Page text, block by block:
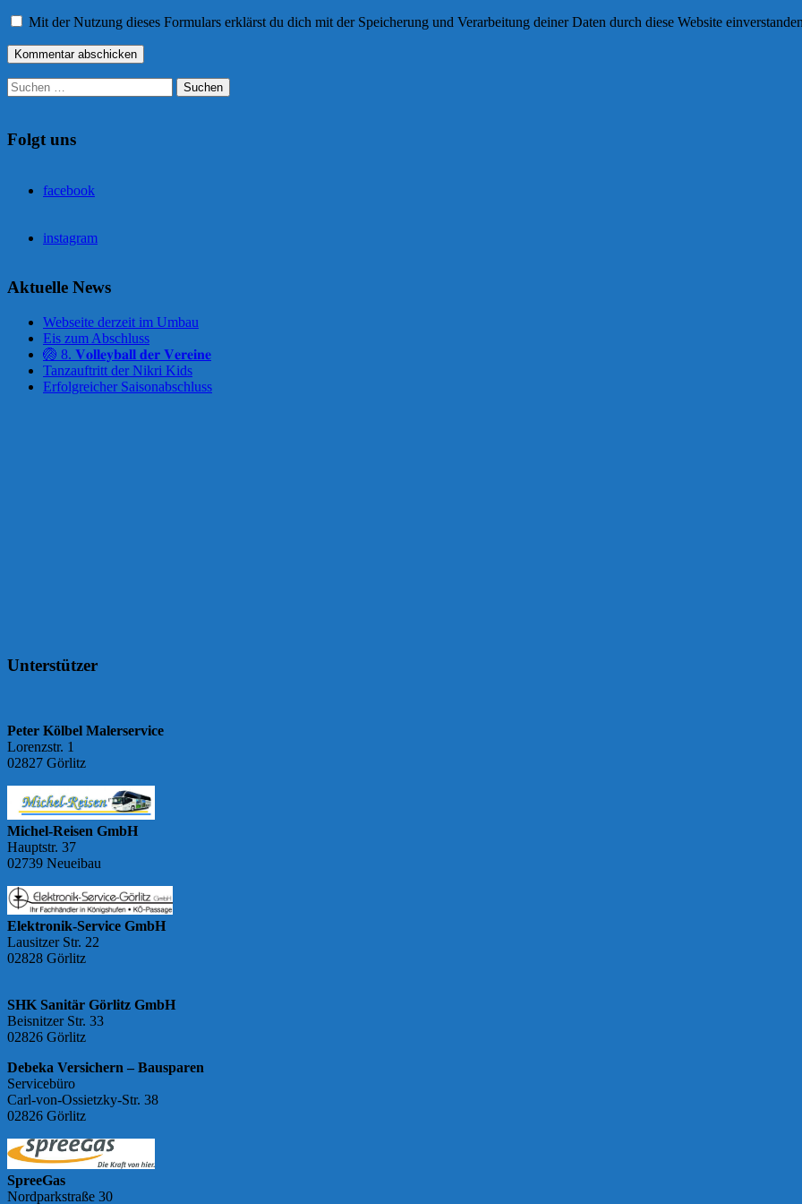
Mit der Nutzung dieses Formulars erklärst du dich mit der Speicherung und Verarbeitung deiner Daten durch diese Website
Suchen
nach:
Folgt uns
facebook
instagram
Aktuelle News
Webseite derzeit im Umbau
Eis zum Abschluss
🏐 8. 𝐕𝐨𝐥𝐥𝐞𝐲𝐛𝐚𝐥𝐥 𝐝𝐞𝐫 𝐕𝐞𝐫𝐞𝐢𝐧𝐞
Tanzauftritt der Nikri Kids
Erfolgreicher Saisonabschluss
Unterstützer
Peter Kölbel Malerservice
Lorenzstr. 1
02827 Görlitz
Michel-Reisen GmbH
Hauptstr. 37
02739 Neueibau
Elektronik-Service GmbH
Lausitzer Str. 22
02828 Görlitz
SHK Sanitär Görlitz GmbH
Beisnitzer Str. 33
02826 Görlitz
Debeka Versichern – Bausparen
Servicebüro
Carl-von-Ossietzky-Str. 38
02826 Görlitz
SpreeGas
Nordparkstraße 30